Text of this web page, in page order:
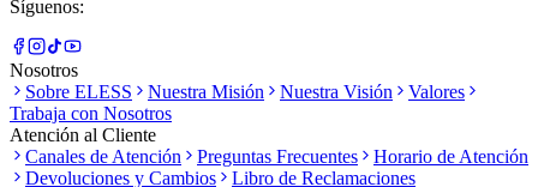
Síguenos:
Nosotros
Sobre ELESS
Nuestra Misión Nuestra Visión
Valores
Trabaja con Nosotros
Atención al Cliente
Canales de Atención
Preguntas Frecuentes
Horario de Atención
Devoluciones y Cambios
Libro de Reclamaciones